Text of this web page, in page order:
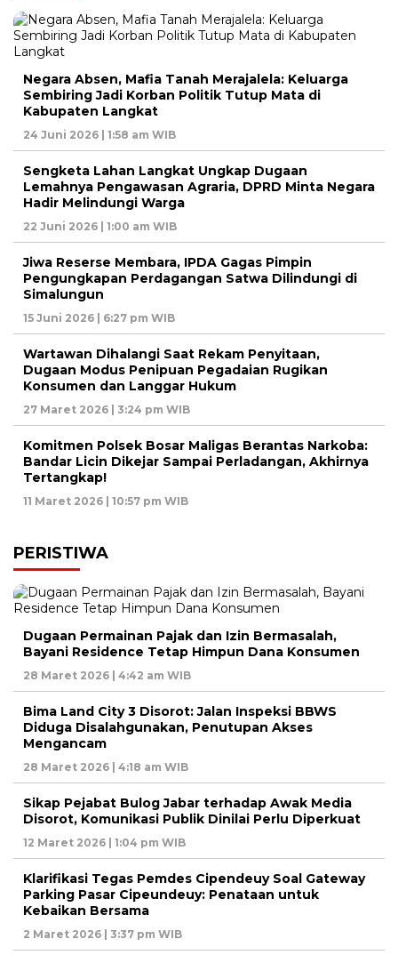
Negara Absen, Mafia Tanah Merajalela: Keluarga
Sembiring Jadi Korban Politik Tutup Mata di
Kabupaten Langkat
24 Juni 2026 | 1:58 am WIB
Sengketa Lahan Langkat Ungkap Dugaan
Lemahnya Pengawasan Agraria, DPRD Minta Negara
Hadir Melindungi Warga
22 Juni 2026 | 1:00 am WIB
Jiwa Reserse Membara, IPDA Gagas Pimpin
Pengungkapan Perdagangan Satwa Dilindungi di
Simalungun
15 Juni 2026 | 6:27 pm WIB
Wartawan Dihalangi Saat Rekam Penyitaan,
Dugaan Modus Penipuan Pegadaian Rugikan
Konsumen dan Langgar Hukum
27 Maret 2026 | 3:24 pm WIB
Komitmen Polsek Bosar Maligas Berantas Narkoba:
Bandar Licin Dikejar Sampai Perladangan, Akhirnya
Tertangkap!
11 Maret 2026 | 10:57 pm WIB
PERISTIWA
Dugaan Permainan Pajak dan Izin Bermasalah,
Bayani Residence Tetap Himpun Dana Konsumen
28 Maret 2026 | 4:42 am WIB
Bima Land City 3 Disorot: Jalan Inspeksi BBWS
Diduga Disalahgunakan, Penutupan Akses
Mengancam
28 Maret 2026 | 4:18 am WIB
Sikap Pejabat Bulog Jabar terhadap Awak Media
Disorot, Komunikasi Publik Dinilai Perlu Diperkuat
12 Maret 2026 | 1:04 pm WIB
Klarifikasi Tegas Pemdes Cipendeuy Soal Gateway
Parking Pasar Cipeundeuy: Penataan untuk
Kebaikan Bersama
2 Maret 2026 | 3:37 pm WIB